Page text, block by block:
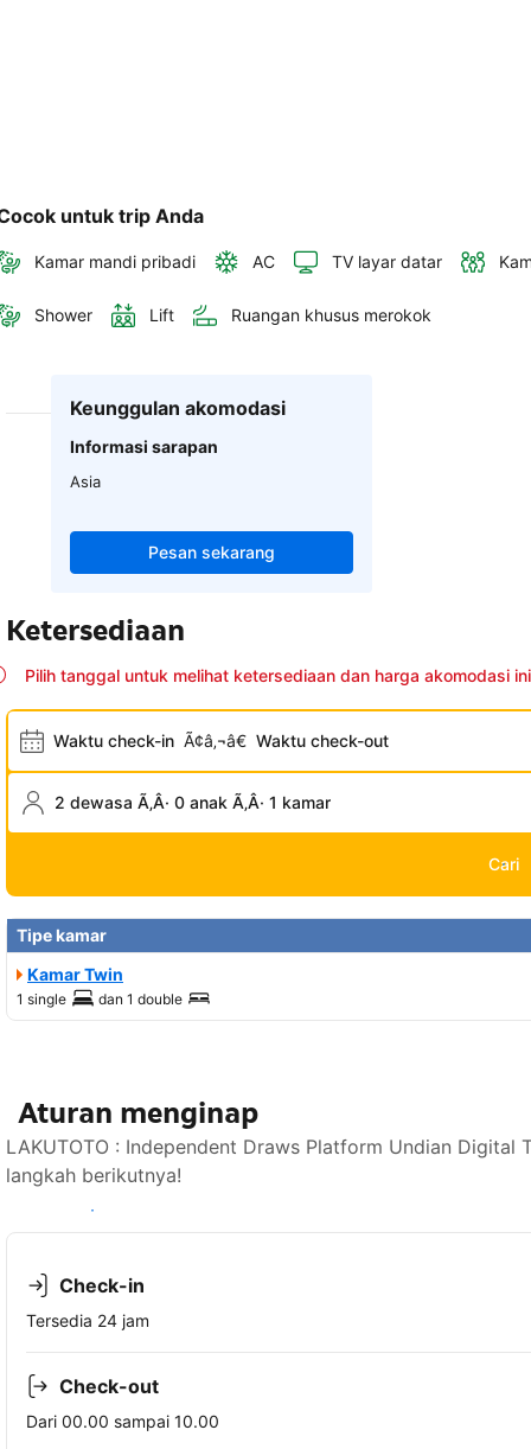
untuk trip Anda
Kamar mandi pribadi AC TV layar datar
Shower Lift Ruangan khusus merokok
Keunggulan akomodasi
Informasi sarapan
Asia
Pesan sekarang
Ketersediaan
Pilih tanggal untuk melihat ketersediaan dan harga akomodasi ini
Waktu check-in Ã¢â‚¬â€ Waktu check-out
2 dewasa Ã‚Â· 0 anak Ã‚Â· 1 kamar
Cari
Tipe kamar
Kamar Twin
1 single dan 1 double
Aturan menginap
LAKUTOTO : Independent Draws Platform Undian
langkah berikutnya!
Lihat ketersediaan
Check-in
Tersedia 24 jam
Check-out
Dari 00.00 sampai 10.00